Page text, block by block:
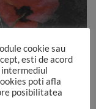
cookie sau
esti de acord
poti afla
posibilitatea